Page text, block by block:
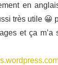
en
très utile 😀
et ça m’a